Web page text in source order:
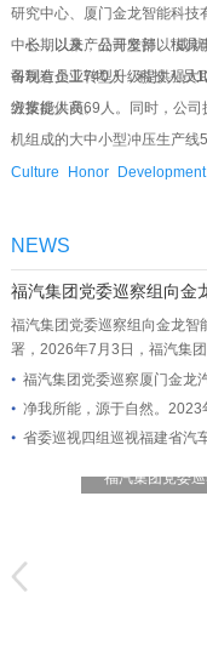
研究中心、厦门金龙智能科技
中心，以及产品开发部、模具
司现有员工740人，科技人员
级技能人员69人。同时，公
机组成的大中小型冲压生产
个项目成功交付经验，为客户
长期以来，公司坚持以“成就
备制造企业转型升级提供强大
方案提供商。
Culture Honor Development
NEWS
福汽集团党委巡察组向金
福汽集团党委巡察组向金龙智
署，2026年7月3日，福汽集
福汽集团党委巡察厦门金龙
净我所能，源于自然。
省委巡视四组巡视福建省汽
福汽集团党委